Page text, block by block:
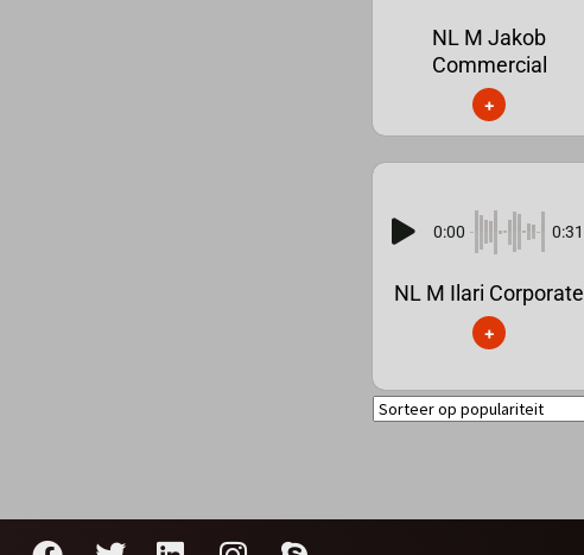
NL M Jakob
Commercial
+
0:00 0:31
NL M Ilari Corporate
+